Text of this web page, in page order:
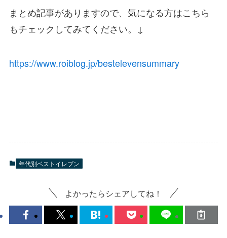
まとめ記事がありますので、気になる方はこちら
もチェックしてみてください。↓
https://www.roiblog.jp/bestelevensummary
年代別ベストイレブン
よかったらシェアしてね！